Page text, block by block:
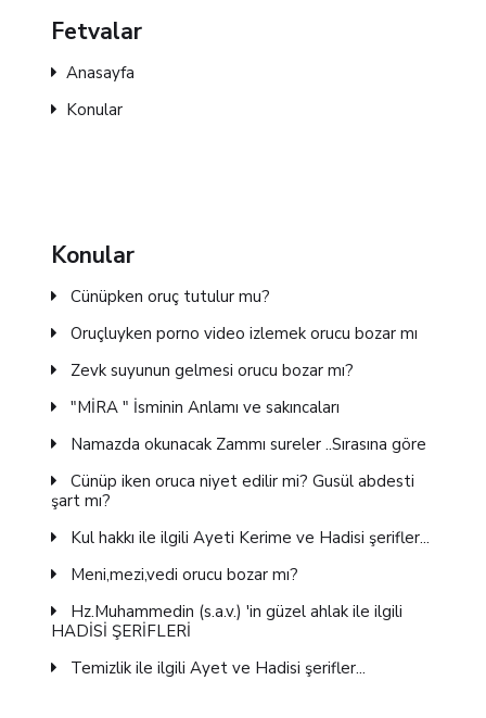
Fetvalar
Anasayfa
Konular
Konular
Cünüpken oruç tutulur mu?
Oruçluyken porno video izlemek orucu bozar mı
Zevk suyunun gelmesi orucu bozar mı?
"MİRA " İsminin Anlamı ve sakıncaları
Namazda okunacak Zammı sureler ..Sırasına göre
Cünüp iken oruca niyet edilir mi? Gusül abdesti
şart mı?
Kul hakkı ile ilgili Ayeti Kerime ve Hadisi şerifler...
Meni,mezi,vedi orucu bozar mı?
Hz.Muhammedin (s.a.v.) 'in güzel ahlak ile ilgili
HADİSİ ŞERİFLERİ
Temizlik ile ilgili Ayet ve Hadisi şerifler...